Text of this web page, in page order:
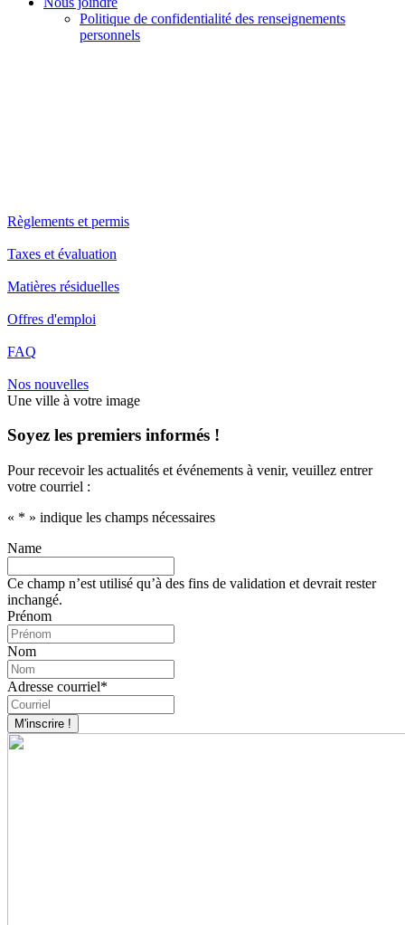
Politique de confidentialité des renseignements
personnels
Règlements et permis
Taxes et évaluation
Matières résiduelles
Offres d'emploi
FAQ
Nos nouvelles
Une ville à votre image
Soyez les premiers informés !
Pour recevoir les actualités et événements à venir, veuillez entrer
votre courriel :
« * » indique les champs nécessaires
Name
Ce champ n’est utilisé qu’à des fins de validation et devrait rester
inchangé.
Prénom
Nom
Adresse courriel*
M'inscrire !